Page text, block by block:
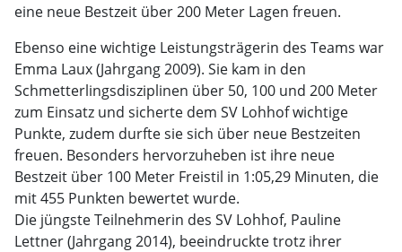
eine neue Bestzeit über 200 Meter Lagen freuen.
Ebenso eine wichtige Leistungsträgerin des Teams war
Emma Laux (Jahrgang 2009). Sie kam in den
Schmetterlingsdisziplinen über 50, 100 und 200 Meter
zum Einsatz und sicherte dem SV Lohhof wichtige
Punkte, zudem durfte sie sich über neue Bestzeiten
freuen. Besonders hervorzuheben ist ihre neue
Bestzeit über 100 Meter Freistil in 1:05,29 Minuten, die
mit 455 Punkten bewertet wurde.
Die jüngste Teilnehmerin des SV Lohhof, Pauline
Lettner (Jahrgang 2014), beeindruckte trotz ihrer